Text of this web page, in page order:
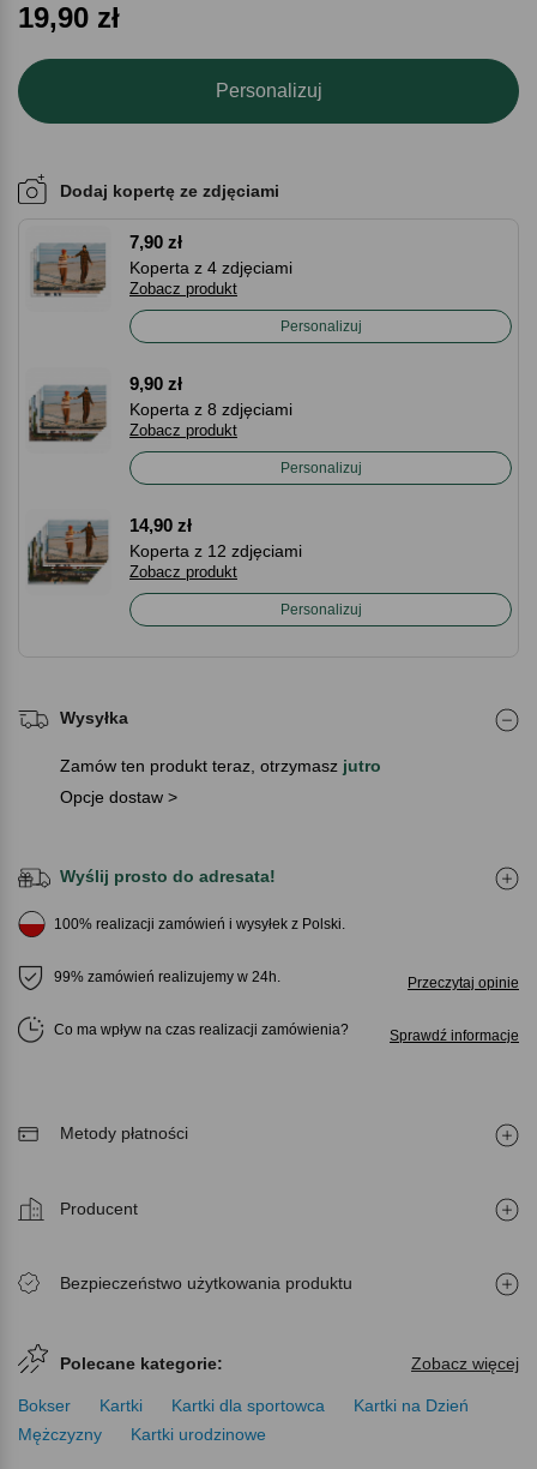
19,90 zł
Personalizuj
Dodaj kopertę ze zdjęciami
7,90 zł
Koperta z 4 zdjęciami
Zobacz produkt
Personalizuj
9,90 zł
Koperta z 8 zdjęciami
Zobacz produkt
Personalizuj
14,90 zł
Koperta z 12 zdjęciami
Zobacz produkt
Personalizuj
Wysyłka
Zamów ten produkt teraz, otrzymasz jutro
Opcje dostaw >
Wyślij prosto do adresata!
100% realizacji zamówień i wysyłek z Polski.
99% zamówień realizujemy w 24h. Przeczytaj opinie
Co ma wpływ na czas realizacji zamówienia Sprawdź informacje
Metody płatności
Producent
Bezpieczeństwo użytkowania produktu
Polecane kategorie: Zobacz więcej
Bokser Kartki Kartki dla sportowca
Kartki na Dzień
Mężczyzny
Kartki urodzinowe